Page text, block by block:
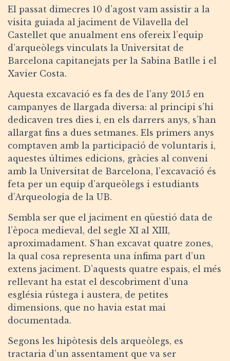
El passat dimecres 10 d’agost vam assistir a la
visita guiada al jaciment de Vilavella del
Castellet que anualment ens ofereix l’equip
d’arqueòlegs vinculats la Universitat de
Barcelona capitanejats per la Sabina Batlle i el
Xavier Costa.
Aquesta excavació es fa des de l’any 2015 en
campanyes de llargada diversa: al principi s’hi
dedicaven tres dies i, en els darrers anys, s’han
allargat fins a dues setmanes. Els primers anys
comptaven amb la participació de voluntaris i,
aquestes últimes edicions, gràcies al conveni
amb la Universitat de Barcelona, l’excavació és
feta per un equip d’arqueòlegs i estudiants
d’Arqueologia de la UB.
Sembla ser que el jaciment en qüestió data de
l’època medieval, del segle XI al XIII,
aproximadament. S’han excavat quatre zones,
la qual cosa representa una ínfima part d’un
extens jaciment. D’aquests quatre espais, el més
rellevant ha estat el descobriment d’una
església rústega i austera, de petites
dimensions, que no havia estat mai
documentada.
Segons les hipòtesis dels arqueòlegs, es
tractaria d’un assentament que va ser